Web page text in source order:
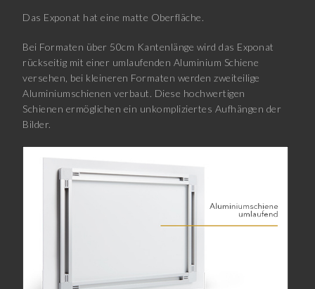
Das Exponat hat eine matte Oberfläche.
Bei Formaten über 50cm Kantenlänge wird das Exponat
rückseitig mit einer umlaufenden Aluminium Schiene
versehen, bei kleineren Formaten werden zweiteilige
Aluminiumschienen verbaut. Diese hochwertigen
Schienen ermöglichen ein unkompliziertes Aufhängen der
Bilder.